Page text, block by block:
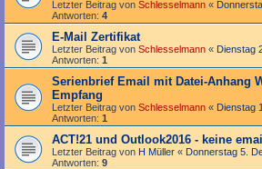
Letzter Beitrag von Schlesselmann «
Antworten: 4
E-Mail Zertifikat
Letzter Beitrag von Schlesselmann « Dienstag
Antworten: 1
Serienbrief Email mit Datei-Anhang
Empfang
Letzter Beitrag von Schlesselmann « Dienstag
Antworten: 1
ACT!21 und Outlook2016 - keine
Letzter Beitrag von H Müller « Donnerstag 5.
Antworten: 9